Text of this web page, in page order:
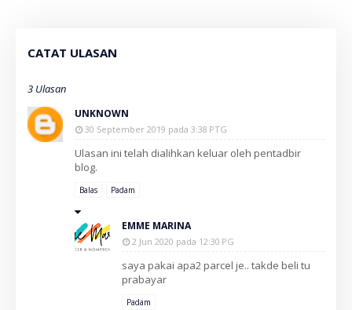
CATAT ULASAN
3 Ulasan
UNKNOWN
30 September 2019 pada 3:38 PTG
Ulasan ini telah dialihkan keluar oleh pentadbir
blog.
Balas Padam
EMME MARINA
2 Jun 2020 pada 12:30 PG
saya pakai apa2 parcel je.. takde beli tu
prabayar
Padam